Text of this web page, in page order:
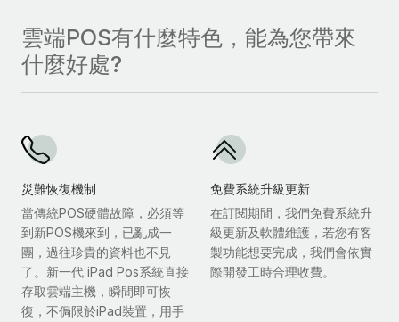
雲端POS有什麼特色，能為您帶來
什麼好處?
災難恢復機制
當傳統POS硬體故障，必須等
到新POS機來到，已亂成一
團，過往珍貴的資料也不見
了。新一代 iPad Pos系統直接
存取雲端主機，瞬間即可恢
復，不侷限於iPad裝置，用手
免費系統升級更新
在訂閱期間，我們免費系統升
級更新及軟體維護，若您有客
製功能想要完成，我們會依實
際開發工時合理收費。